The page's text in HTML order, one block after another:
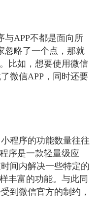
APP不都是面向所
忽略了一个点，那就
比如，想要使用微信
微信APP，同时还要
程序的功能数量往往
序是一款轻量级应
间内解决一些特定的
丰富的功能。与此同
到微信官方的制约，